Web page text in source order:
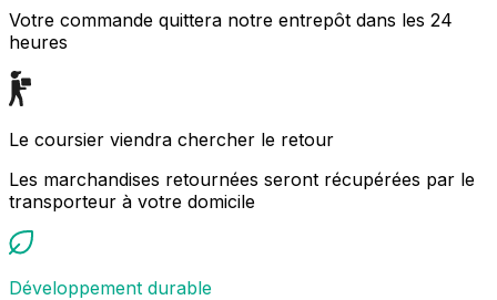
Votre commande quittera notre entrepôt dans les 24
heures
Le coursier viendra chercher le retour
Les marchandises retournées seront récupérées par le
transporteur à votre domicile
Développement durable